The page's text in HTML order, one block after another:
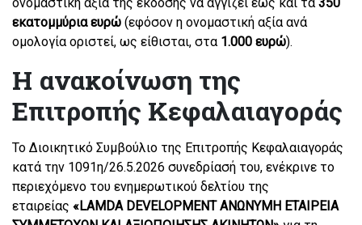
εκατομμύρια ευρώ (εφόσον η ονομαστική αξία ανά
ομολογία οριστεί, ως είθισται, στα 1.000 ευρώ).
Η ανακοίνωση της
Επιτροπής Κεφαλαιαγοράς
Το Διοικητικό Συμβούλιο της Επιτροπής Κεφαλαιαγοράς
κατά την 1091η/26.5.2026 συνεδρίασή του, ενέκρινε το
περιεχόμενο του ενημερωτικού δελτίου της
εταιρείας «LAMDA DEVELOPMENT ΑΝΩΝΥΜΗ ΕΤΑΙΡΕΙΑ